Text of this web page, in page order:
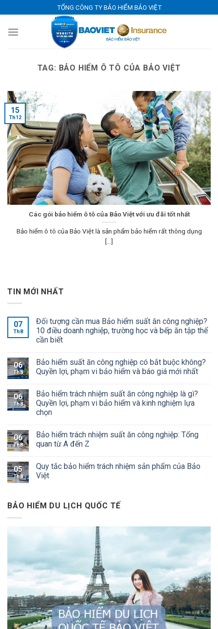
to
content
TỔNG CÔNG TY BẢO HIỂM BẢO VIỆT
TAG: BẢO HIỂM Ô TÔ CỦA BẢO VIỆT
Các gói bảo hiểm ô tô của Bảo Việt với ưu đãi tốt nhất
Bảo hiểm ô tô của Bảo Việt là sản phẩm bảo hiểm rất thông dụng
[...]
15
Th12
TIN MỚI NHẤT
07
Th8
Đối tượng cần mua Bảo hiểm suất ăn công nghiệp?
10 điều doanh nghiệp, trường học và bếp ăn tập thể
cần biết
06
Th8
Bảo hiểm suất ăn công nghiệp có bắt buộc không?
Quyền lợi, phạm vi bảo hiểm và báo giá mới nhất
06
Th8
Bảo hiểm trách nhiệm suất ăn công nghiệp là gì?
Quyền lợi, phạm vi bảo hiểm và kinh nghiệm lựa
chọn
06
Th8
Bảo hiểm trách nhiệm suất ăn công nghiệp: Tổng
quan từ A đến Z
05
Th8
Quy tắc bảo hiểm trách nhiệm sản phẩm của Bảo
Việt
BẢO HIỂM DU LỊCH QUỐC TẾ